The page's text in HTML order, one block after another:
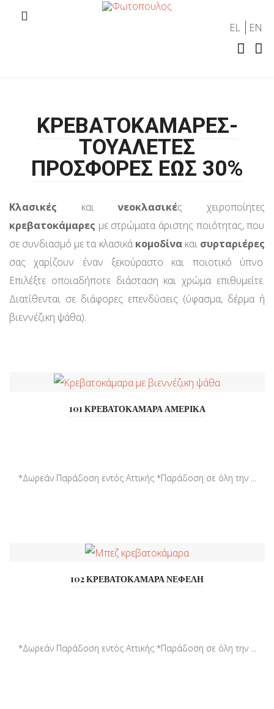
EL EN
ΚΡΕΒΑΤΟΚΑΜΑΡΕΣ-
ΤΟΥΑΛΕΤΕΣ
ΠΡΟΣΦΟΡΕΣ ΕΩΣ 30%
Κλασικές καινεοκλασικές χειροποίητες
κρεβατοκάμαρες με στρώματα άριστης ποιότητας, που
σε συνδιασμό με τα κλασικά κομοδίνακαι συρταριέρες
σας χαρίζουν έναν ξεκούραστο και ποιοτικό ύπνο.
Επιλέξτε οποιαδήποτε διάσταση και χρώμα επιθυμείτε.
Διατίθενται σε διάφορες επενδύσεις (ύφασμα, δέρμα ή
βιεννέζικη ψάθα).
101 ΚΡΕΒΑΤΟΚΑΜΑΡΑ ΑΜΕΡΙΚΑ
*Δωρεάν Παράδοση εντός Αττικής *Παράδοση σε όλη την ...
102 ΚΡΕΒΑΤΟΚΑΜΑΡΑ ΝΕΦΕΛΗ
*Δωρεάν Παράδοση εντός Αττικής *Παράδοση σε όλη την ...